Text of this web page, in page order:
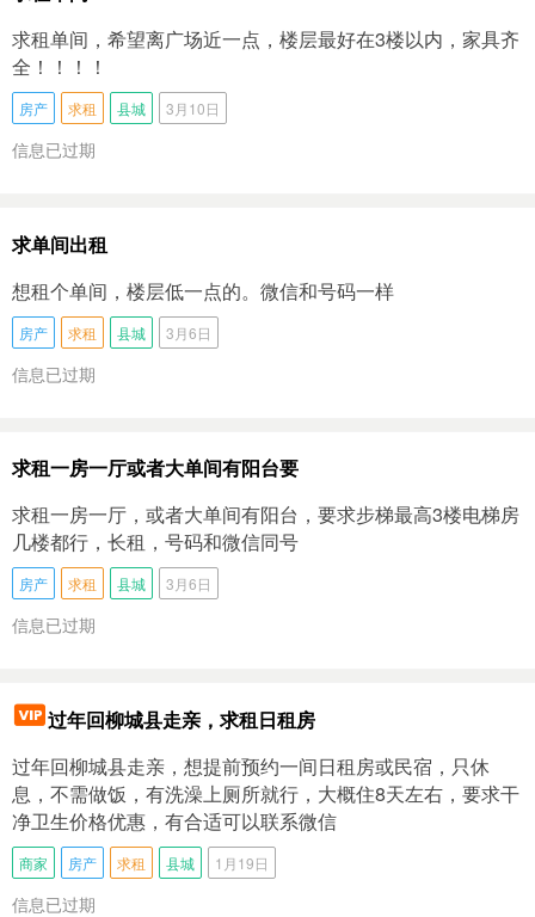
求租单间，希望离广场近一点，楼层最好在3楼以内，家具齐
全！！！！
房产 求租 县城 3月10日
信息已过期
求单间出租
想租个单间，楼层低一点的。微信和号码一样
房产 求租 县城 3月6日
信息已过期
求租一房一厅或者大单间有阳台要
求租一房一厅，或者大单间有阳台，要求步梯最高3楼电梯房
几楼都行，长租，号码和微信同号
房产 求租 县城 3月6日
信息已过期
过年回柳城县走亲，求租日租房
过年回柳城县走亲，想提前预约一间日租房或民宿，只休
息，不需做饭，有洗澡上厕所就行，大概住8天左右，要求干
净卫生价格优惠，有合适可以联系微信
商家 房产 求租 县城 1月19日
信息已过期